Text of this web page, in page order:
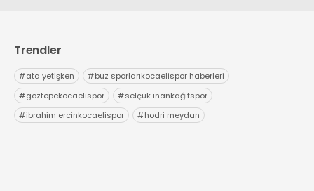
Trendler
#ata yetişken #buz sporlarıkocaelispor haberleri
#göztepekocaelispor #selçuk inankağıtspor
#ibrahim ercinkocaelispor #hodri meydan